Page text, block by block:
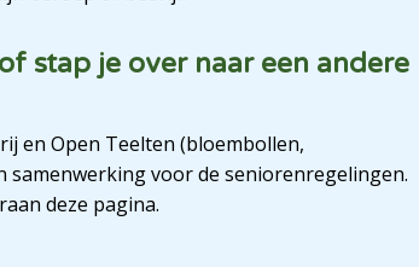
stap je over naar een andere
en Open Teelten (bloembollen,
voor de seniorenregelingen.
deze pagina.